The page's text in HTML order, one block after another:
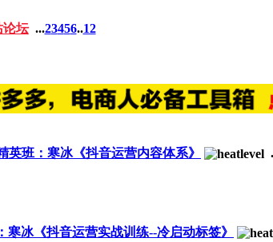
论坛 ...23456..12
英班：寒冰《抖音运营内容体系》
寒冰《抖音运营实战训练--冷启动标签》